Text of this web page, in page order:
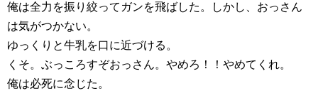
俺は全力を振り絞ってガンを飛ばした。しかし、おっさん
は気がつかない。
ゆっくりと牛乳を口に近づける。
くそ。ぶっころすぞおっさん。やめろ！！やめてくれ。
俺は必死に念じた。